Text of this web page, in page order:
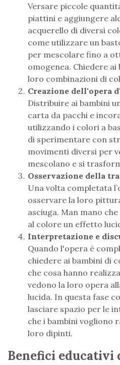
Versare piccole
piattini e aggiungere
acquerello di diversi
come utilizzare un
per mescolare fino a
omogenea. Chiedere
loro combinazioni di
Creazione dell'opera
Distribuire ai bambini
carta da pacchi e
utilizzando i colori a
di sperimentare con
movimenti diversi per
mescolano e si
Osservazione della
Una volta completata
osservare la loro
asciuga. Man mano
al colore un effetto
Interpretazione e
Quando l'opera è
chiedere ai bambini di
che cosa hanno
vedono la loro opera
lucida. In questa fase
lasciare spazio per le
che i bambini vogliono
loro dipinti.
Benefici educativi